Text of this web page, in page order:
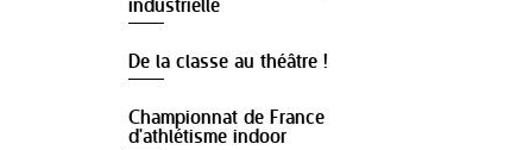
industrielle
De la classe au théâtre !
Championnat de France
d'athlétisme indoor